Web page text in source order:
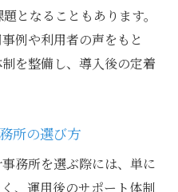
となることもあります。
例や利用者の声をもと
を整備し、導入後の定着
所の選び方
務所を選ぶ際には、単に
、運用後のサポート体制